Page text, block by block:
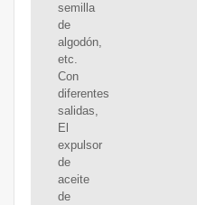
semilla
de
algodón,
etc.
Con
diferentes
salidas,
El
expulsor
de
aceite
de